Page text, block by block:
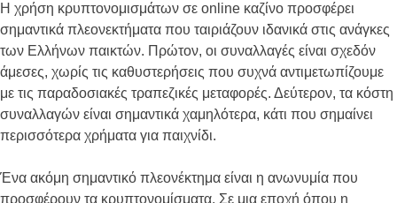
Η χρήση κρυπτονομισμάτων σε online καζίνο προσφέρει
σημαντικά πλεονεκτήματα που ταιριάζουν ιδανικά στις ανάγκες
των Ελλήνων παικτών. Πρώτον, οι συναλλαγές είναι σχεδόν
άμεσες, χωρίς τις καθυστερήσεις που συχνά αντιμετωπίζουμε
με τις παραδοσιακές τραπεζικές μεταφορές. Δεύτερον, τα κόστη
συναλλαγών είναι σημαντικά χαμηλότερα, κάτι που σημαίνει
περισσότερα χρήματα για παιχνίδι.
Ένα ακόμη σημαντικό πλεονέκτημα είναι η ανωνυμία που
προσφέρουν τα κρυπτονομίσματα. Σε μια εποχή όπου η